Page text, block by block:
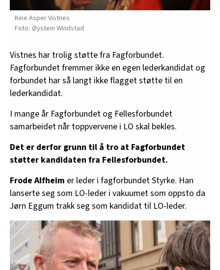
Kine Asper Vistnes
Øystein Windstad
Vistnes har trolig støtte fra Fagforbundet.
Fagforbundet fremmer ikke en egen lederkandidat og
forbundet har så langt ikke flagget støtte til en
lederkandidat.
I mange år Fagforbundet og Fellesforbundet
samarbeidet når toppvervene i LO skal bekles.
Det er derfor grunn til å tro at Fagforbundet
støtter kandidaten fra Fellesforbundet.
Frode Alfheim er leder i fagforbundet Styrke. Han
lanserte seg som LO-leder i vakuumet som oppsto da
Jørn Eggum trakk seg som kandidat til LO-leder.